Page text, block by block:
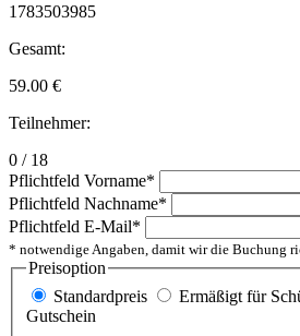
1783503985
Gesamt:
59.00 €
Teilnehmer:
0 / 18
Pflichtfeld Vorname*
Pflichtfeld Nachname*
Pflichtfeld E-Mail*
* notwendige Angaben, damit wir die Buchung
Preisoption
Standardpreis
Ermäßigt für
Gutschein